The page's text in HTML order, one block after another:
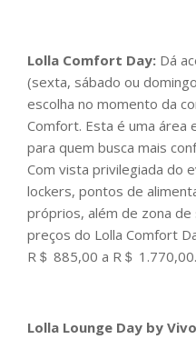
Lolla Comfort Day: Dá
(sexta, sábado ou
escolha no momento da
Comfort. Esta é uma área
para quem busca mais
Com vista privilegiada do
lockers, pontos de
próprios, além de zona
preços do Lolla Comfort
R＄ 885,00 a R＄ 1.770,00.
Lolla Lounge Day by